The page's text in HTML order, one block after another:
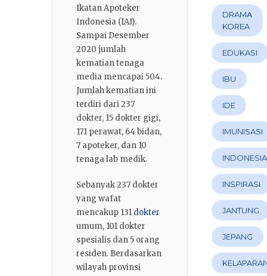
Ikatan Apoteker
Indonesia (IAI).
Sampai Desember
2020 jumlah
kematian tenaga
media mencapai 504.
Jumlah kematian ini
terdiri dari 237
dokter, 15 dokter gigi,
171 perawat, 64 bidan,
7 apoteker, dan 10
tenaga lab medik.
Sebanyak 237 dokter
yang wafat
mencakup 131 dokter
umum, 101 dokter
spesialis dan 5 orang
residen. Berdasarkan
wilayah provinsi
DRAMA
KOREA
EDUKASI
IBU
IDE
IMUNISASI
INDONESIA
INSPIRASI
JANTUNG
JEPANG